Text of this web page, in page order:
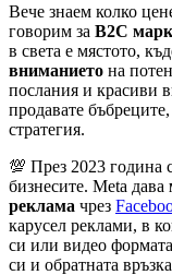
Вече знаем колко
говорим за B2C
в света е мястото,
вниманието на
послания и красиви
продавате
стратегия.
💯 През 2023 година
бизнесите. Meta дава
реклама чрез
карусел реклами, в
си или видео
си и обратната